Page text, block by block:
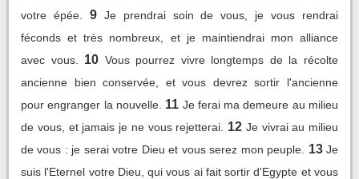
votre épée.
9 Je prendrai soin de vous, je vous rendrai
féconds et très nombreux, et je maintiendrai mon alliance
avec vous.
10 Vous pourrez vivre longtemps de la récolte
ancienne bien conservée, et vous devrez sortir l'ancienne
pour engranger la nouvelle. 11 Je ferai ma demeure au milieu
de vous, et jamais je ne vous rejetterai.
12 Je vivrai au milieu
de vous : je serai votre Dieu et vous serez mon peuple.
13 Je
suis l'Eternel votre Dieu, qui vous ai fait sortir d'Egypte et vous